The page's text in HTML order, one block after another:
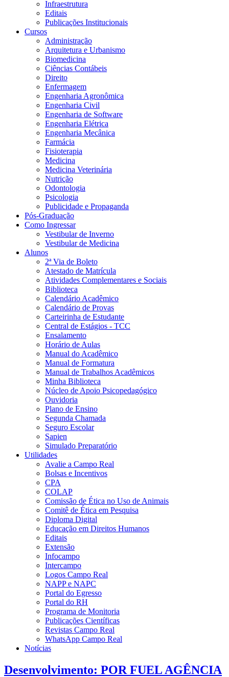
Infraestrutura
Editais
Publicações Institucionais
Cursos
Administração
Arquitetura e Urbanismo
Biomedicina
Ciências Contábeis
Direito
Enfermagem
Engenharia Agronômica
Engenharia Civil
Engenharia de Software
Engenharia Elétrica
Engenharia Mecânica
Farmácia
Fisioterapia
Medicina
Medicina Veterinária
Nutrição
Odontologia
Psicologia
Publicidade e Propaganda
Pós-Graduação
Como Ingressar
Vestibular de Inverno
Vestibular de Medicina
Alunos
2ª Via de Boleto
Atestado de Matrícula
Atividades Complementares e Sociais
Biblioteca
Calendário Acadêmico
Calendário de Provas
Carteirinha de Estudante
Central de Estágios - TCC
Ensalamento
Horário de Aulas
Manual do Acadêmico
Manual de Formatura
Manual de Trabalhos Acadêmicos
Minha Biblioteca
Núcleo de Apoio Psicopedagógico
Ouvidoria
Plano de Ensino
Segunda Chamada
Seguro Escolar
Sapien
Simulado Preparatório
Utilidades
Avalie a Campo Real
Bolsas e Incentivos
CPA
COLAP
Comissão de Ética no Uso de Animais
Comitê de Ética em Pesquisa
Diploma Digital
Educação em Direitos Humanos
Editais
Extensão
Infocampo
Intercampo
Logos Campo Real
NAPP e NAPC
Portal do Egresso
Portal do RH
Programa de Monitoria
Publicações Científicas
Revistas Campo Real
WhatsApp Campo Real
Notícias
Desenvolvimento: POR FUEL AGÊNCIA